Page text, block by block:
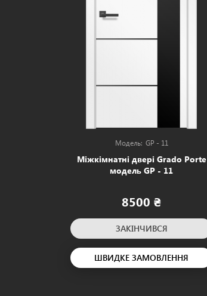
GP - 11
Міжкімнатні двері Grado Porte
модель GP - 11
8500 ₴
ЗАКІНЧИВСЯ
ШВИДКЕ ЗАМОВЛЕННЯ